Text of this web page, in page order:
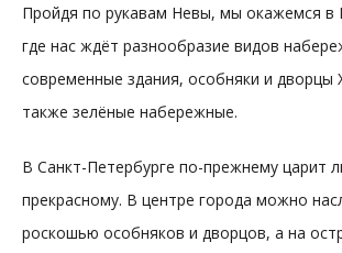
Пройдя по рукавам Невы, мы окажемся в
где нас ждёт разнообразие видов
современные здания, особняки и дворцы
также зелёные набережные.
В Санкт-Петербурге по-прежнему царит
прекрасному. В центре города можно
роскошью особняков и дворцов, а на